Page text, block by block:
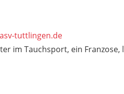
tuttlingen.de
im Tauchsport, ein